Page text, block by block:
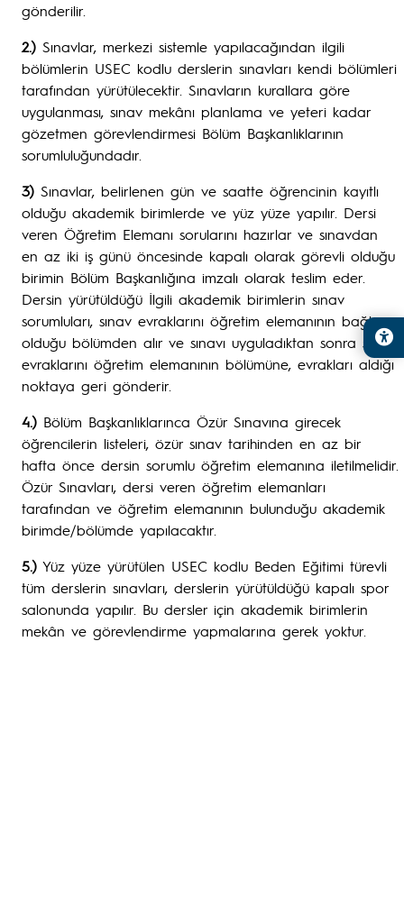
gönderilir.
2.)Sınavlar, merkezi sistemle yapılacağından ilgili
bölümlerin USEC kodlu derslerin sınavları kendi bölümleri
tarafından yürütülecektir. Sınavların kurallara göre
uygulanması, sınav mekânı planlama ve yeteri kadar
gözetmen görevlendirmesi Bölüm Başkanlıklarının
sorumluluğundadır.
3)Sınavlar, belirlenen gün ve saatte öğrencinin kayıtlı
olduğu akademik birimlerde ve yüz yüze yapılır. Dersi
veren Öğretim Elemanı sorularını hazırlar ve sınavdan
en az iki iş günü öncesinde kapalı olarak görevli olduğu
birimin Bölüm Başkanlığına imzalı olarak teslim eder.
Dersin yürütüldüğü İlgili akademik birimlerin sınav
sorumluları, sınav evraklarını öğretim elemanının bağlı
olduğu bölümden alır ve sınavı uyguladıktan sonra sınav
evraklarını öğretim elemanının bölümüne, evrakları aldığı
noktaya geri gönderir.
4.)Bölüm Başkanlıklarınca Özür Sınavına girecek
öğrencilerin listeleri, özür sınav tarihinden en az bir
hafta önce dersin sorumlu öğretim elemanına iletilmelidir.
Özür Sınavları, dersi veren öğretim elemanları
tarafından ve öğretim elemanının bulunduğu akademik
birimde/bölümde yapılacaktır.
5.)Yüz yüze yürütülen USEC kodlu Beden Eğitimi türevli
tüm derslerin sınavları, derslerin yürütüldüğü kapalı spor
salonunda yapılır. Bu dersler için akademik birimlerin
mekân ve görevlendirme yapmalarına gerek yoktur.